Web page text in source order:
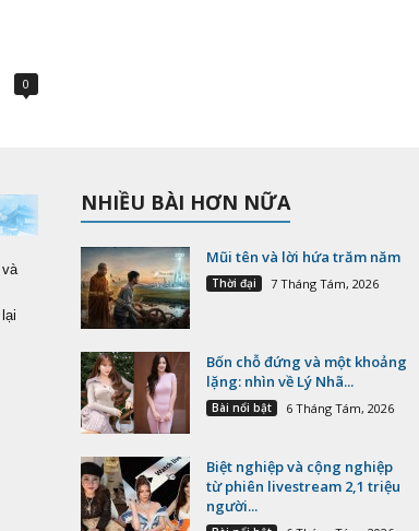
0
NHIỀU BÀI HƠN NỮA
Mũi tên và lời hứa trăm năm
Thời đại 7 Tháng Tám, 2026
Bốn chỗ đứng và một khoảng
lặng: nhìn về Lý Nhã...
Bài nổi bật 6 Tháng Tám, 2026
Biệt nghiệp và cộng nghiệp
từ phiên livestream 2,1 triệu
người...